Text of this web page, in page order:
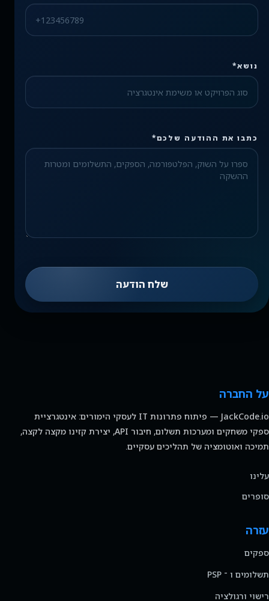
נושא*
Please fix the highlighted fields.
כתבו את ההודעה שלכם*
שלח הודעה
על החברה
JackCode.io — פיתוח פתרונות IT לעסקי הימורים: אינטגרציית
ספקי משחקים ומערכות תשלום, חיבור API, יצירת קזינו מקצה לקצה,
תמיכה ואוטומציה של תהליכים עסקיים.
עלינו
סופרים
עזרה
ספקים
תשלומים ו ־ PSP
רישוי ורגולציה